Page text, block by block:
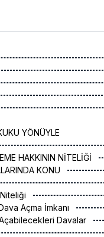
YÖNÜYLE
HAKKININ NİTELİĞİ
KONU
Açma İmkanı
Davalar